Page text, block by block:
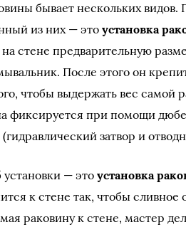
бывает нескольких
из них — этоустановка
стене предварительную
После этого он
чтобы выдержать вес самой
фиксируется при помощи
затвор и
установки — этоустановка
к стене так, чтобы сливное
раковину к стене, мастер